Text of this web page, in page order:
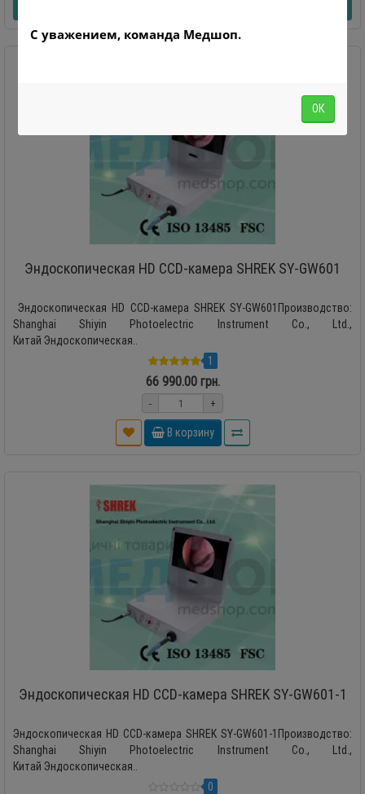
Эндоскопическая HD CCD-камера SHREK SY-GW601
Эндоскопическая HD CCD-камера SHREK SY-GW601Производство:
Shanghai Shiyin Photoelectric Instrument Co., Ltd.,
Китай Эндоскопическая..
1
66 990.00 грн.
- +
В корзину
Эндоскопическая HD CCD-камера SHREK SY-GW601-1
Эндоскопическая HD CCD-камера SHREK SY-GW601-1Производство:
Shanghai Shiyin Photoelectric Instrument Co., Ltd.,
Китай Эндоскопическая..
0
С уважением, команда Медшоп.
ОК